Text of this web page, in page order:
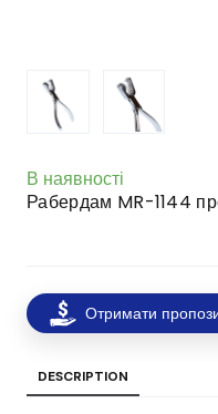
В наявності
Рабердам MR-1144
Отримати
DESCRIPTION